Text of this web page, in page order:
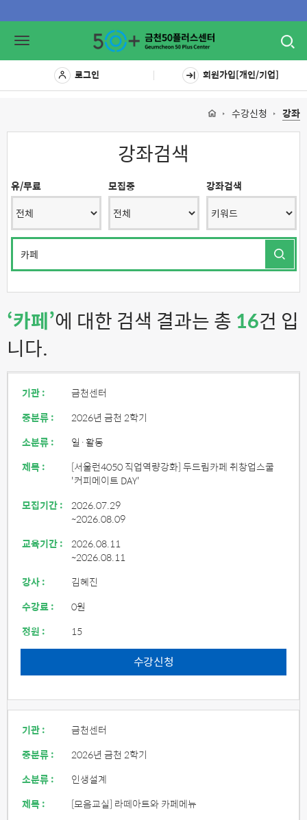
Toggle
로그인 회원가입[개인/기업]
수강신청 강좌
강좌검색
유/무료 모집중 강좌검색
‘카페’에 대한 검색 결과는 총 16건 입
니다.
기관 :
금천센터
중분류 :
2026년 금천 2학기
소분류 :
일·활동
제목 :
[서울런4050 직업역량강화] 두드림카페 취창업스쿨
'커피메이트 DAY'
모집기간 : 2026.07.29
~2026.08.09
교육기간 : 2026.08.11
~2026.08.11
강사 :
김혜진
수강료 :
0원
정원 :
15
수강신청
기관 :
금천센터
중분류 :
2026년 금천 2학기
소분류 :
인생설계
제목 :
[모음교실] 라떼아트와 카페메뉴